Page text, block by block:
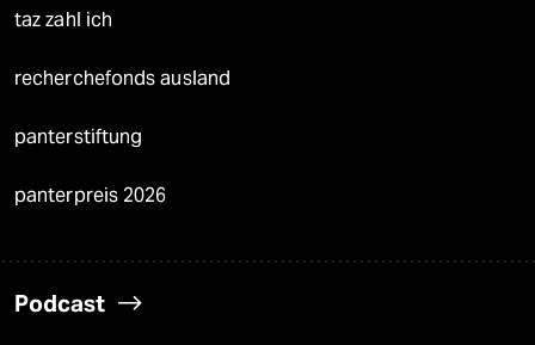
taz zahl ich
recherchefonds ausland
panterstiftung
panterpreis 2026
Podcast